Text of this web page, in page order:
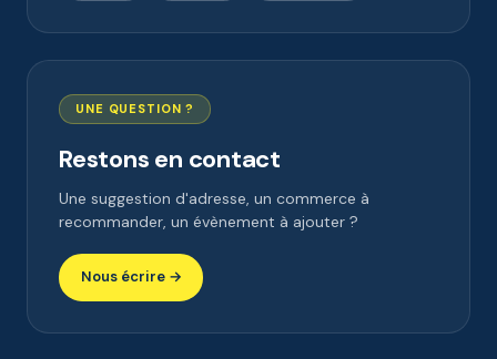
UNE QUESTION ?
Restons en contact
Une suggestion d'adresse, un commerce à
recommander, un évènement à ajouter ?
Nous écrire →